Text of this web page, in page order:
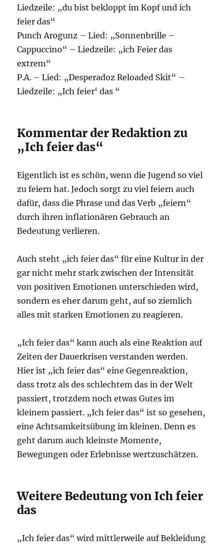
Liedzeile: „du bist bekloppt im Kopf und ich
feier das“
Punch Arogunz – Lied: „Sonnenbrille –
Cappuccino“ – Liedzeile: „ich Feier das
extrem“
P.A. – Lied: „Desperadoz Reloaded Skit“ –
Liedzeile: „Ich feier‘ das “
Kommentar der Redaktion zu
„Ich feier das“
Eigentlich ist es schön, wenn die Jugend so viel
zu feiern hat. Jedoch sorgt zu viel feiern auch
dafür, dass die Phrase und das Verb „feiern“
durch ihren inflationären Gebrauch an
Bedeutung verlieren.
Auch steht „ich feier das“ für eine Kultur in der
gar nicht mehr stark zwischen der Intensität
von positiven Emotionen unterschieden wird,
sondern es eher darum geht, auf so ziemlich
alles mit starken Emotionen zu reagieren.
„Ich feier das“ kann auch als eine Reaktion auf
Zeiten der Dauerkrisen verstanden werden.
Hier ist „ich feier das“ eine Gegenreaktion,
dass trotz als des schlechtem das in der Welt
passiert, trotzdem noch etwas Gutes im
kleinem passiert. „Ich feier das“ ist so gesehen,
eine Achtsamkeitsübung im kleinen. Denn es
geht darum auch kleinste Momente,
Bewegungen oder Erlebnisse wertzuschätzen.
Weitere Bedeutung von Ich feier
das
„Ich feier das“ wird mittlerweile auf Bekleidung